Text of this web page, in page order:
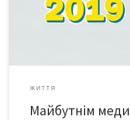
хімія, третій – це новинка –
Лінчевський. […]
ЖИТТЯ
Майбутнім